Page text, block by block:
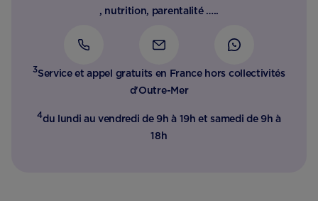
, nutrition, parentalité …..
3Service et appel gratuits en France hors collectivités
d'Outre-Mer​
4du lundi au vendredi de 9h à 19h et samedi de 9h à
18h